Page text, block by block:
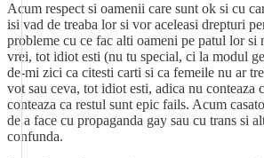
Acum respect si oamenii care sunt ok si cu
isi vad de treaba lor si vor aceleasi drepturi
probleme cu ce fac alti oameni pe patul lor si
vrei, tot idiot esti (nu tu special, ci la modul
de-mi zici ca citesti carti si ca femeile nu ar
vot sau ceva, tot idiot esti, adica nu conteaza
conteaza ca restul sunt epic fails. Acum
de a face cu propaganda gay sau cu trans si
confunda.